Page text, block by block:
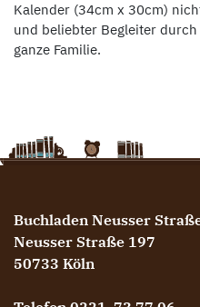
Kalender (34cm x 30cm)
und beliebter Begleiter
ganze Familie.
Buchladen Neusser
Neusser Straße 197
50733 Köln